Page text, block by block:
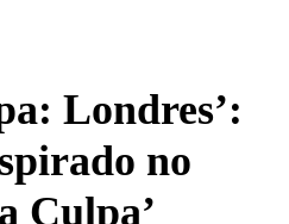
Londres’:
no
Culpa’